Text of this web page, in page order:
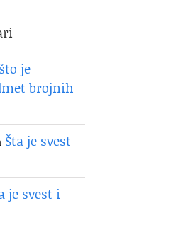
je
brojnih
Šta je svest
je svest i